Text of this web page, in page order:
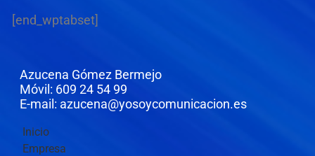
[end_wptabset]
Azucena Gómez Bermejo
Móvil: 609 24 54 99
E-mail: azucena@yosoycomunicacion.es
Inicio
Empresa